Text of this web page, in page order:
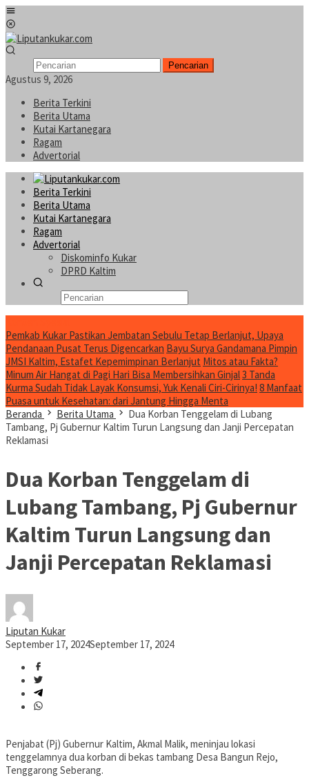
Loncat
ke
konten
Pencarian
Agustus 9, 2026
Berita Terkini
Berita Utama
Kutai Kartanegara
Ragam
Advertorial
Berita Terkini
Berita Utama
Kutai Kartanegara
Ragam
Advertorial
Diskominfo Kukar
DPRD Kaltim
Pemkab Kukar Pastikan Jembatan Sebulu Tetap Berlanjut, Upaya
Pendanaan Pusat Terus Digencarkan Bayu Surya Gandamana Pimpin
JMSI Kaltim, Estafet Kepemimpinan Berlanjut Mitos atau Fakta?
Minum Air Hangat di Pagi Hari Bisa Membersihkan Ginjal3 Tanda
Kurma Sudah Tidak Layak Konsumsi, Yuk Kenali Ciri-Cirinya! 8 Manfaat
Puasa untuk Kesehatan: dari Jantung Hingga Menta
Beranda
Berita Utama
Dua Korban Tenggelam di Lubang
Tambang, Pj Gubernur Kaltim Turun Langsung dan Janji Percepatan
Reklamasi
Dua Korban Tenggelam di
Lubang Tambang, Pj Gubernur
Kaltim Turun Langsung dan
Janji Percepatan Reklamasi
Liputan Kukar
September 17, 2024September 17, 2024
Penjabat (Pj) Gubernur Kaltim, Akmal Malik, meninjau lokasi
tenggelamnya dua korban di bekas tambang Desa Bangun Rejo,
Tenggarong Seberang.